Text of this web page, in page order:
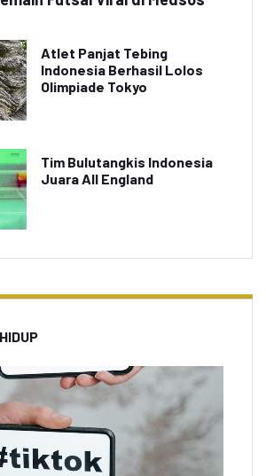
Atlet Panjat Tebing
Indonesia Berhasil Lolos
Olimpiade Tokyo
Tim Bulutangkis Indonesia
Juara All England